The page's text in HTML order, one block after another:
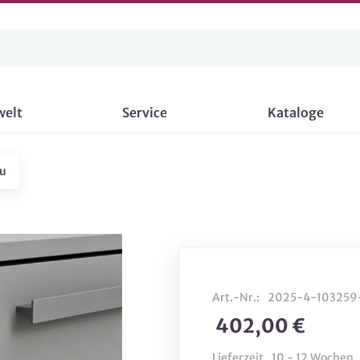
Service Kataloge
Art.-Nr.: 2025-4-
402,00 €